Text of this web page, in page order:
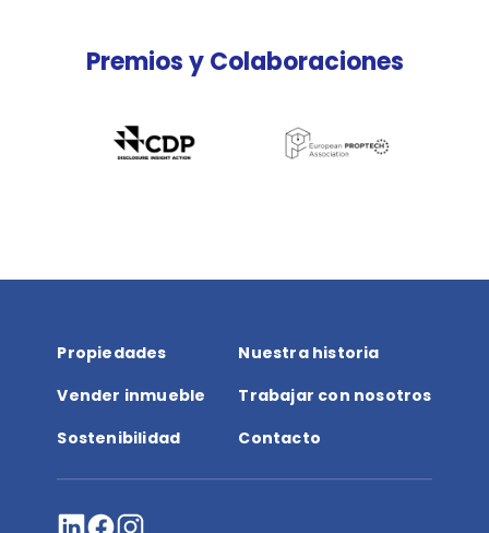
Premios y Colaboraciones
Propiedades
Nuestra historia
Vender inmueble
Trabajar con nosotros
Sostenibilidad
Contacto